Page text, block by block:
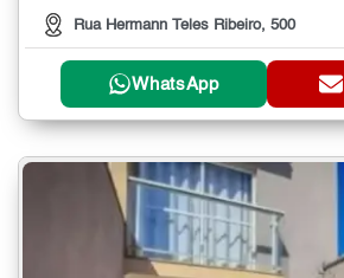
Rua Hermann Teles Ribeiro, 500
WhatsApp